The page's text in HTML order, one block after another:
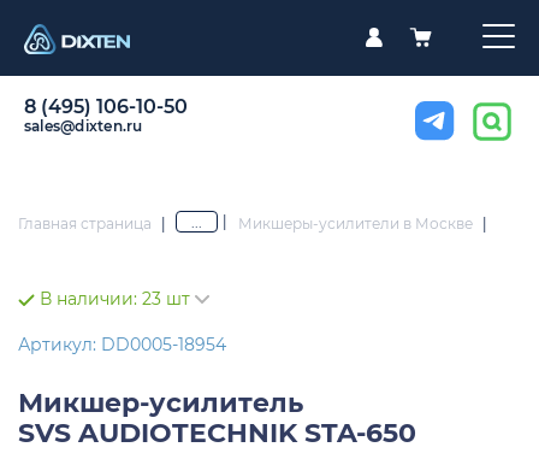
8 (495) 106-10-50
sales@dixten.ru
Главная страница | ... Микшеры-усилители в Москве |
В наличии: 23 шт
Артикул: DD0005-18954
Микшер-усилитель
SVS AUDIOTECHNIK STA-650